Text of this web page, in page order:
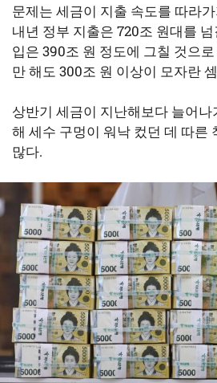
문제는 세금이 지출 속도를 따라
내년 정부 지출은 720조 원대를
입은 390조 원 정도에 그칠 것으
만 해도 300조 원 이상이 모자란
상반기 세금이 지난해보다 늘어
해 세수 구멍이 워낙 컸던 데 따른
많다.